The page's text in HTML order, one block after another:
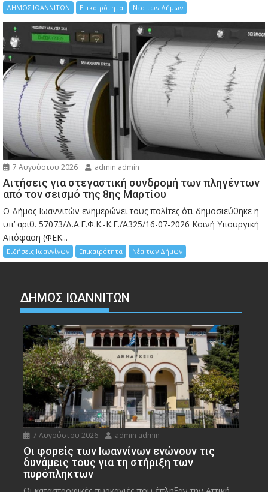
ΔΗΜΟΣ ΙΩΑΝΝΙΤΩΝ Επικαιρότητα Νέα των Δήμων
7 Αυγούστου 2026 admin admin
Αιτήσεις για στεγαστική συνδρομή των πληγέντων
από τον σεισμό της 8ης Μαρτίου
Ο Δήμος Ιωαννιτών ενημερώνει τους πολίτες ότι δημοσιεύθηκε η
υπ’ αριθ. 57073/Δ.Α.Ε.Φ.Κ.-Κ.Ε./Α325/16-07-2026 Κοινή Υπουργική
Απόφαση (ΦΕΚ...
Ειδήσεις Ιωαννίνων Επικαιρότητα Νέα των Δήμων
ΔΗΜΟΣ ΙΩΑΝΝΙΤΩΝ
7 Αυγούστου 2026 admin admin
Οι φορείς των Ιωαννίνων ενώνουν τις
δυνάμεις τους για τη στήριξη των
πυρόπληκτων